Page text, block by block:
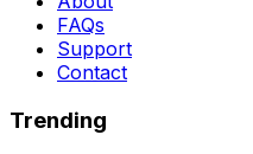
FAQs
Support
Contact
Trending